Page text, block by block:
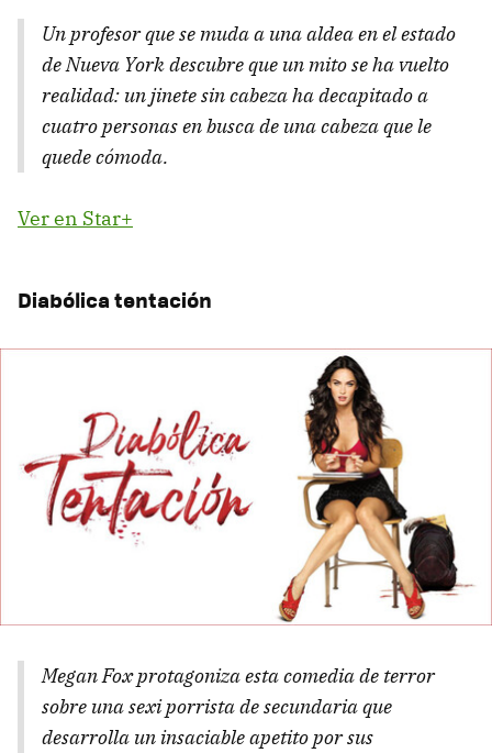
Un profesor que se muda a una aldea en el estado
de Nueva York descubre que un mito se ha vuelto
realidad: un jinete sin cabeza ha decapitado a
cuatro personas en busca de una cabeza que le
quede cómoda.
Ver en Star+
Diabólica tentación
Megan Fox protagoniza esta comedia de terror
sobre una sexi porrista de secundaria que
desarrolla un insaciable apetito por sus